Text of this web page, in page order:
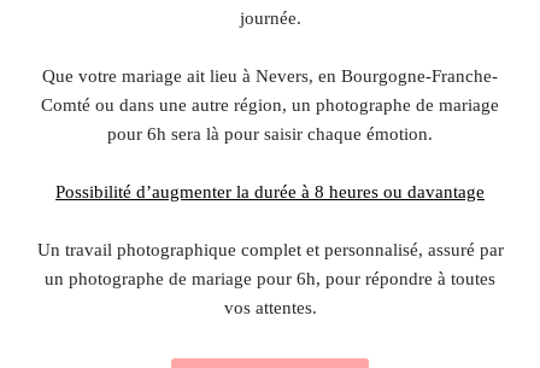
journée.
Que votre mariage ait lieu à Nevers, en Bourgogne-Franche-
Comté ou dans une autre région, un photographe de mariage
pour 6h sera là pour saisir chaque émotion.
Possibilité d’augmenter la durée à 8 heures ou davantage
Un travail photographique complet et personnalisé, assuré par
un photographe de mariage pour 6h, pour répondre à toutes
vos attentes.